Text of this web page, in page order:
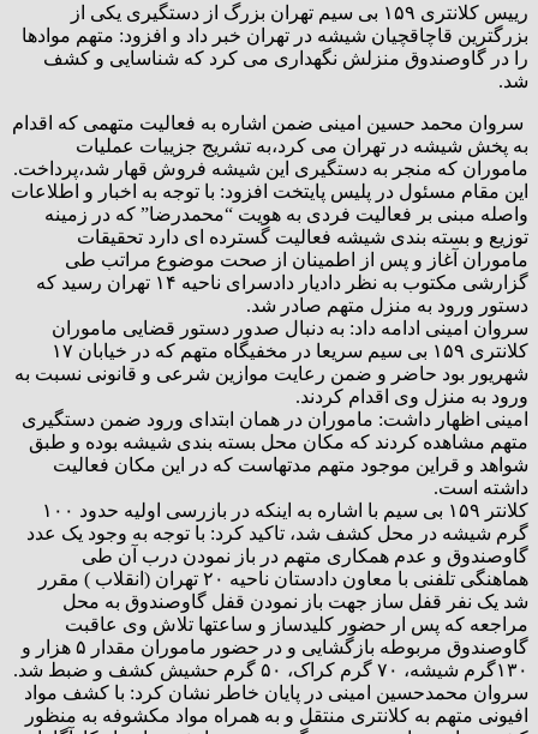
رییس کلانتری ۱۵۹ بی سیم تهران بزرگ از دستگیری یکی از
بزرگترین قاچاقچیان شیشه در تهران خبر داد و افزود: متهم موادها
را در گاوصندوق منزلش نگهداری می کرد که شناسایی و کشف
شد.
سروان محمد حسین امینی ضمن اشاره به فعالیت متهمی که اقدام
به پخش شیشه در تهران می کرد،به تشریج جزییات عملیات
ماموران که منجر به دستگیری این شیشه فروش قهار شد،پرداخت.
این مقام مسئول در پلیس پایتخت افزود: با توجه به اخبار و اطلاعات
واصله مبنی بر فعالیت فردی به هویت “محمدرضا” که در زمینه
توزیع و بسته بندی شیشه فعالیت گسترده ای دارد تحقیقات
ماموران آغاز و پس از اطمینان از صحت موضوع مراتب طی
گزارشی مکتوب به نظر دادیار دادسرای ناحیه ۱۴ تهران رسید که
دستور ورود به منزل متهم صادر شد.
سروان امینی ادامه داد: به دنبال صدور دستور قضایی ماموران
کلانتری ۱۵۹ بی سیم سریعا در مخفیگاه متهم که در خیابان ۱۷
شهریور بود حاضر و ضمن رعایت موازین شرعی و قانونی نسبت به
ورود به منزل وی اقدام کردند.
امینی اظهار داشت: ماموران در همان ابتدای ورود ضمن دستگیری
متهم مشاهده کردند که مکان محل بسته بندی شیشه بوده و طبق
شواهد و قراین موجود متهم مدتهاست که در این مکان فعالیت
داشته است.
کلانتر ۱۵۹ بی سیم با اشاره به اینکه در بازرسی اولیه حدود ۱۰۰
گرم شیشه در محل کشف شد، تاکید کرد: با توجه به وجود یک عدد
گاوصندوق و عدم همکاری متهم در باز نمودن درب آن طی
هماهنگی تلفنی با معاون دادستان ناحیه ۲۰ تهران (انقلاب ) مقرر
شد یک نفر قفل ساز جهت باز نمودن قفل گاوصندوق به محل
مراجعه که پس ار حضور کلیدساز و ساعتها تلاش وی عاقبت
گاوصندوق مربوطه بازگشایی و در حضور ماموران مقدار ۵ هزار و
۱۳۰گرم شیشه، ۷۰ گرم کراک، ۵۰ گرم حشیش کشف و ضبط شد.
سروان محمدحسین امینی در پایان خاطر نشان کرد: با کشف مواد
افیونی متهم به کلانتری منتقل و به همراه مواد مکشوفه به منظور